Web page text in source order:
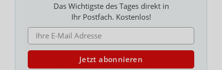
Das Wichtigste des Tages direkt in
Ihr Postfach. Kostenlos!
E-MAIL ADRESSE
Jetzt abonnieren